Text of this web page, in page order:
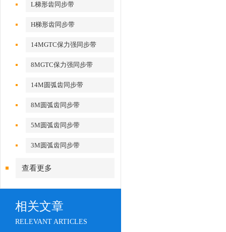
L梯形齿同步带
H梯形齿同步带
14MGTC保力强同步带
8MGTC保力强同步带
14M圆弧齿同步带
8M圆弧齿同步带
5M圆弧齿同步带
3M圆弧齿同步带
查看更多
相关文章
RELEVANT ARTICLES